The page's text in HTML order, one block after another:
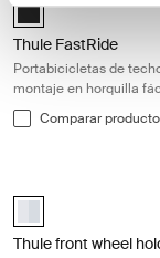
Thule FastRide
Portabicicletas de
montaje en horquilla
para bicicletas de
Comparar producto
Thule Front Wheel
Thule front wheel